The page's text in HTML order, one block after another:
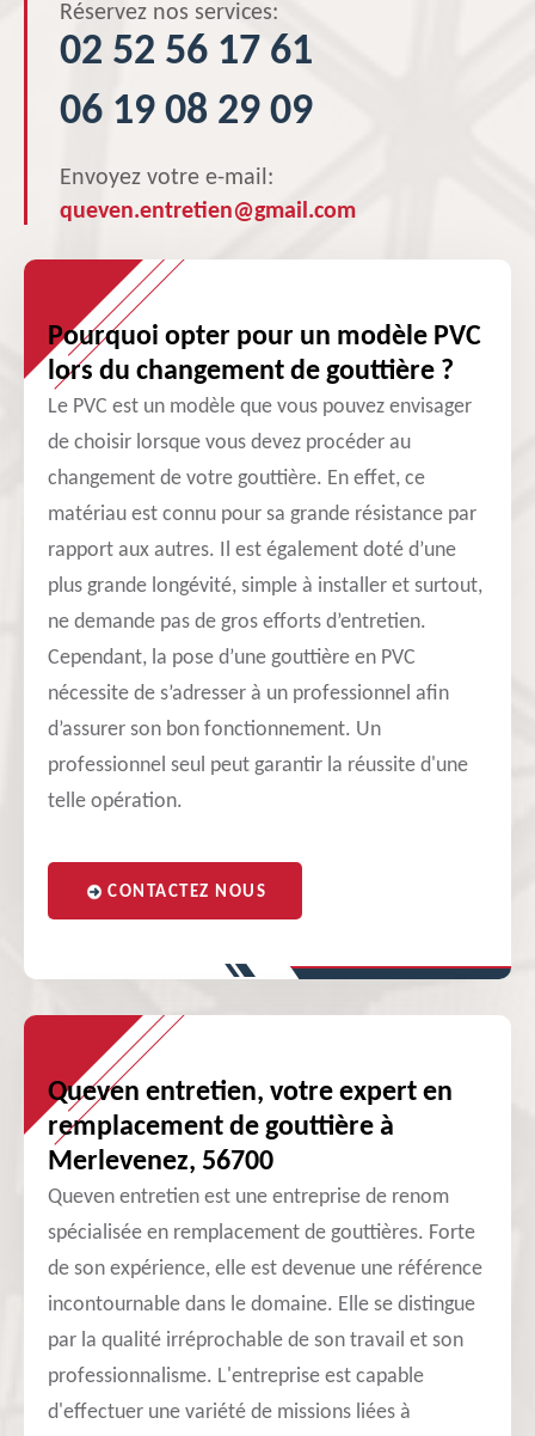
Réservez nos services:
02 52 56 17 61
06 19 08 29 09
Envoyez votre e-mail:
queven.entretien@gmail.com
Pourquoi opter pour un modèle PVC
lors du changement de gouttière ?
Le PVC est un modèle que vous pouvez envisager
de choisir lorsque vous devez procéder au
changement de votre gouttière. En effet, ce
matériau est connu pour sa grande résistance par
rapport aux autres. Il est également doté d’une
plus grande longévité, simple à installer et surtout,
ne demande pas de gros efforts d’entretien.
Cependant, la pose d’une gouttière en PVC
nécessite de s’adresser à un professionnel afin
d’assurer son bon fonctionnement. Un
professionnel seul peut garantir la réussite d'une
telle opération.
CONTACTEZ NOUS
Queven entretien, votre expert en
remplacement de gouttière à
Merlevenez, 56700
Queven entretien est une entreprise de renom
spécialisée en remplacement de gouttières. Forte
de son expérience, elle est devenue une référence
incontournable dans le domaine. Elle se distingue
par la qualité irréprochable de son travail et son
professionnalisme. L'entreprise est capable
d'effectuer une variété de missions liées à